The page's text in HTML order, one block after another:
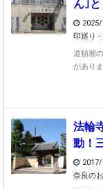
ん｣
印巡り -
道頓堀
があり
法輪
動！
奈良の